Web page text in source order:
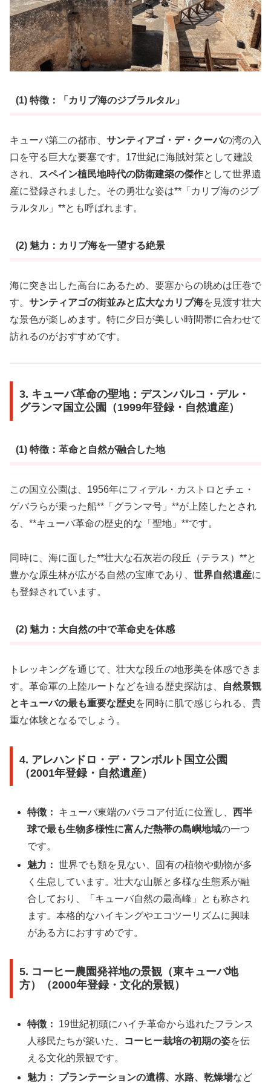
(1) 特徴：「カリブ海のジブラルタル」
キューバ第二の都市、 サンティアゴ・デ・クーバの湾の入
口を守る巨大な要塞です。17世紀に海賊対策として建設
され、
スペイン植民地時代の防衛建築の傑作として世界遺
産に登録されました。その勇壮な姿は**「カリブ海のジブ
ラルタル」**とも呼ばれます。
(2) 魅力：カリブ海を一望する絶景
海に突き出した高台にあるため、要塞からの眺めは圧巻で
す。 サンティアゴの街並みと広大なカリブ海を見渡す壮大
な景色が楽しめます。特に夕日が美しい時間帯に合わせて
訪れるのがおすすめです。
3. キューバ革命の聖地：デスンバルコ・デル・
グランマ国立公園（1999年登録・自然遺産）
(1) 特徴：革命と自然が融合した地
この国立公園は、1956年にフィデル・カストロとチェ・
ゲバラらが乗った船**「グランマ号」**が上陸したとされ
る、**キューバ革命の歴史的な「聖地」**です。
同時に、海に面した**壮大な石灰岩の段丘（テラス）**と
豊かな原生林が広がる自然の宝庫であり、 世界自然遺産に
も登録されています。
(2) 魅力：大自然の中で革命史を体感
トレッキングを通じて、壮大な段丘の地形美を体感できま
す。革命軍の上陸ルートなどを辿る歴史探訪は、
自然景観
とキューバの最も重要な歴史 を同時に肌で感じられる、貴
重な体験となるでしょう。
4. アレハンドロ・デ・フンボルト国立公園
（2001年登録・自然遺産）
特徴： キューバ東端のバラコア付近に位置し、西半
球で最も生物多様性に富んだ熱帯の島嶼地域の一つ
です。
魅力： 世界でも類を見ない、固有の植物や動物が多
く生息しています。壮大な山脈と多様な生態系が融
合しており、「キューバ自然の最高峰」とも称され
ます。本格的なハイキングやエコツーリズムに興味
がある方におすすめです。
5. コーヒー農園発祥地の景観（東キューバ地
方）（2000年登録・文化的景観）
特徴：
19世紀初頭にハイチ革命から逃れたフランス
人移民たちが築いた、
コーヒー栽培の初期の姿を伝
える文化的景観です。
魅力：
プランテーションの遺構、水路、乾燥場など